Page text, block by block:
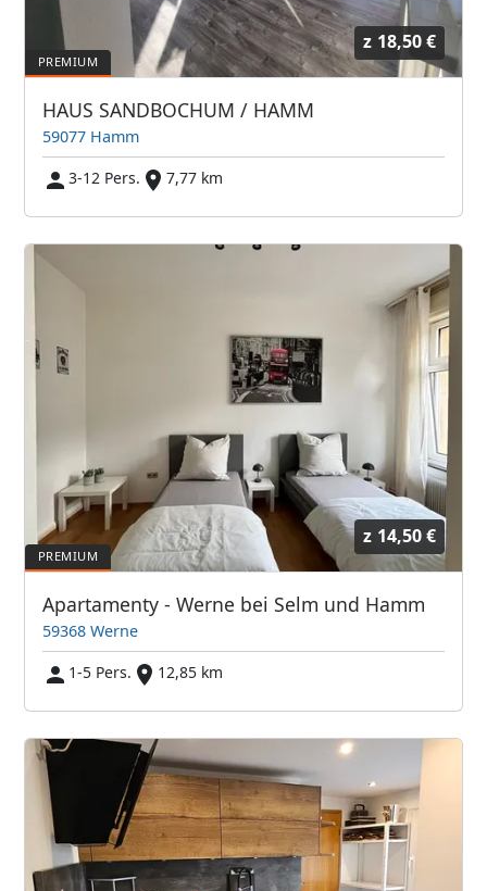
z 18,50 €
HAUS SANDBOCHUM / HAMM
59077 Hamm
3-12 Pers.
7,77 km
z 14,50 €
Apartamenty - Werne bei Selm und Hamm
59368 Werne
1-5 Pers.
12,85 km